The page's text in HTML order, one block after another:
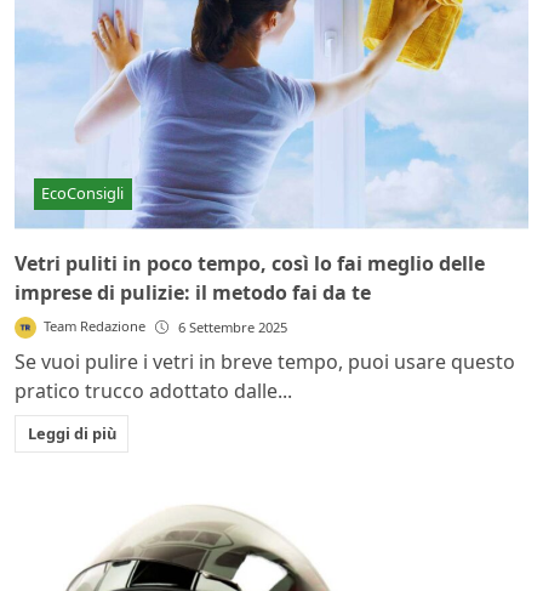
EcoConsigli
Vetri puliti in poco tempo, così lo fai meglio delle
imprese di pulizie: il metodo fai da te
Team Redazione 6 Settembre 2025
Se vuoi pulire i vetri in breve tempo, puoi usare questo
pratico trucco adottato dalle...
Leggi di più